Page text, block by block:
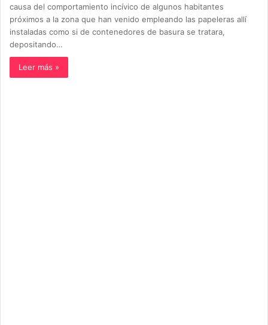
causa del comportamiento incívico de algunos habitantes
próximos a la zona que han venido empleando las papeleras allí
instaladas como si de contenedores de basura se tratara,
depositando…
Leer más »